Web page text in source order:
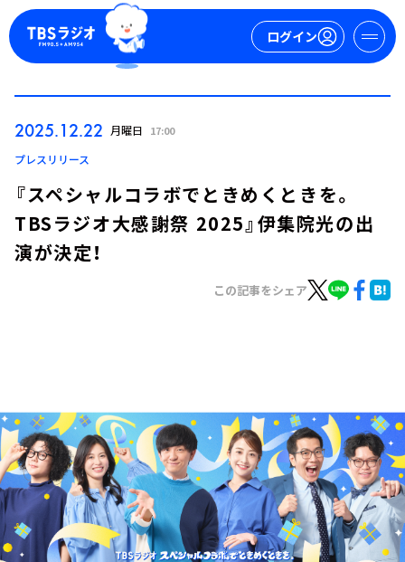
ログイン
お知らせ
イベント・グッズ
YouTube
会社情報
2025.12.22 月曜日 17:00
プレスリリース
『スペシャルコラボでときめくときを。
TBSラジオ大感謝祭 2025』伊集院光の出
演が決定！
この記事をシェア